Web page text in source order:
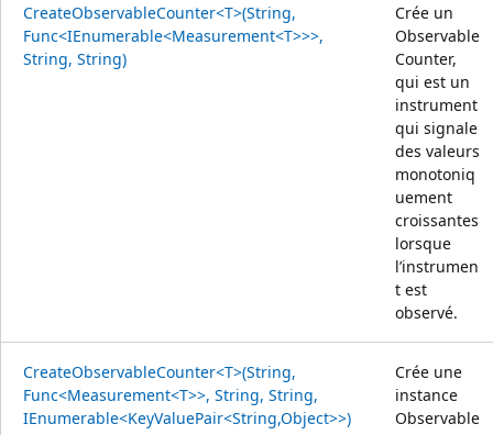
CreateObservableCounter<T>(String,
Func<IEnumerable<Measurement<T>>>,
String, String)
Crée un
Observable
Counter,
qui est un
instrument
qui signale
des valeurs
monotoniq
uement
croissantes
lorsque
l’instrumen
t est
observé.
CreateObservableCounter<T>(String,
Func<Measurement<T>>, String, String,
IEnumerable<KeyValuePair<String,Object>>)
Crée une
instance
Observable